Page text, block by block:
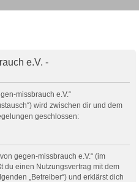
e.V. -
missbrauch e.V.“
wird zwischen dir und dem
geschlossen:
gegen-missbrauch e.V.“ (im
du einen Nutzungsvertrag mit dem
„Betreiber“) und erklärst dich